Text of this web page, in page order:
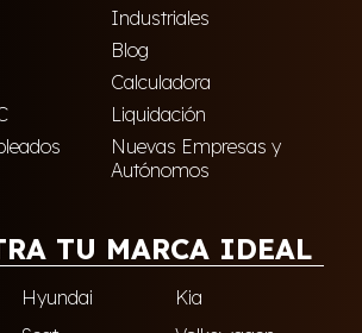
Industriales
Blog
Calculadora
Liquidación
Nuevas Empresas y
Autónomos
TU MARCA IDEAL
Hyundai
Kia